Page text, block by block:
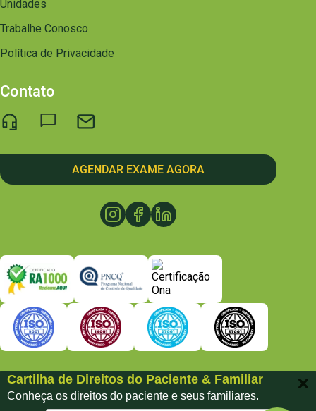
Cartilha de Direitos do Paciente & Familiar
Conheça os direitos do paciente e seus familiares.
Unidades
Trabalhe Conosco
Política de Privacidade
Contato
AGENDAR EXAME AGORA